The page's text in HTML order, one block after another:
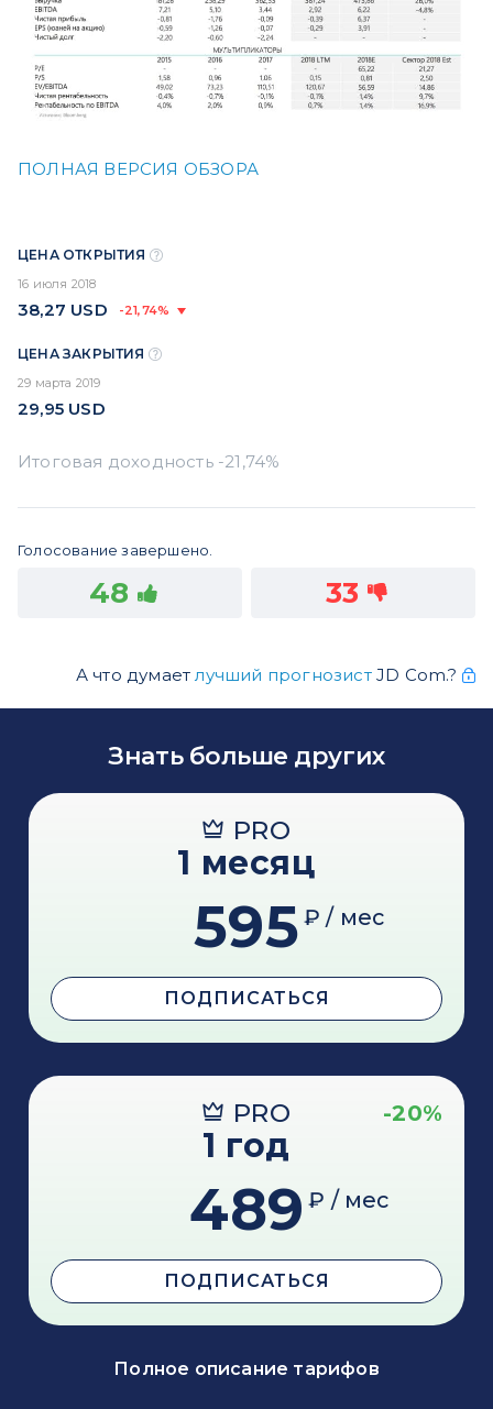
ПОЛНАЯ ВЕРСИЯ ОБЗОРА
ЦЕНА ОТКРЫТИЯ
16 июля 2018
38,27 USD -21,74%
ЦЕНА ЗАКРЫТИЯ
29 марта 2019
29,95 USD
Голосование завершено.
48 33
А что думаетлучший прогнозистJD Com.?
Знать больше других
PRO
1 месяц
595 ₽ / мес
ПОДПИСАТЬСЯ
PRO -20%
1 год
489 ₽ / мес
ПОДПИСАТЬСЯ
Полное описание тарифов